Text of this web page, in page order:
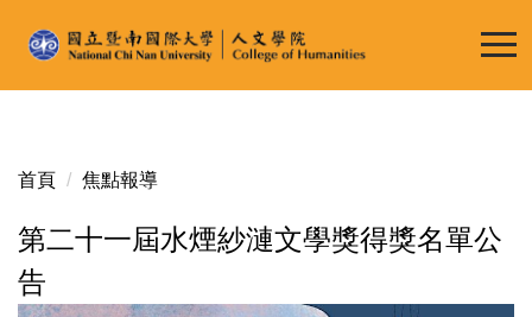
到
區
首頁 焦點報導
第二十一屆水煙紗漣文學獎得獎名單公
告